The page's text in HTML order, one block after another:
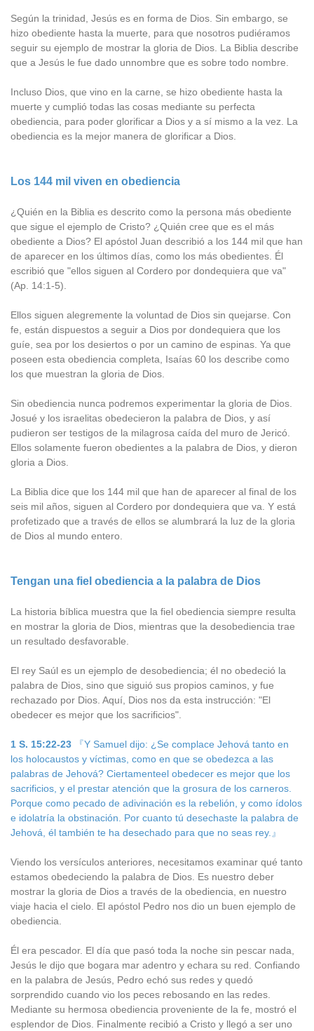
Según la trinidad, Jesús es en forma de Dios. Sin embargo, se
hizo obediente hasta la muerte, para que nosotros pudiéramos
seguir su ejemplo de mostrar la gloria de Dios. La Biblia describe
que a Jesús le fue dado unnombre que es sobre todo nombre.
Incluso Dios, que vino en la carne, se hizo obediente hasta la
muerte y cumplió todas las cosas mediante su perfecta
obediencia, para poder glorificar a Dios y a sí mismo a la vez. La
obediencia es la mejor manera de glorificar a Dios.
Los 144 mil viven en obediencia
¿Quién en la Biblia es descrito como la persona más obediente
que sigue el ejemplo de Cristo? ¿Quién cree que es el más
obediente a Dios? El apóstol Juan describió a los 144 mil que han
de aparecer en los últimos días, como los más obedientes. Él
escribió que "ellos siguen al Cordero por dondequiera que va"
(Ap. 14:1-5).
Ellos siguen alegremente la voluntad de Dios sin quejarse. Con
fe, están dispuestos a seguir a Dios por dondequiera que los
guíe, sea por los desiertos o por un camino de espinas. Ya que
poseen esta obediencia completa, Isaías 60 los describe como
los que muestran la gloria de Dios.
Sin obediencia nunca podremos experimentar la gloria de Dios.
Josué y los israelitas obedecieron la palabra de Dios, y así
pudieron ser testigos de la milagrosa caída del muro de Jericó.
Ellos solamente fueron obedientes a la palabra de Dios, y dieron
gloria a Dios.
La Biblia dice que los 144 mil que han de aparecer al final de los
seis mil años, siguen al Cordero por dondequiera que va. Y está
profetizado que a través de ellos se alumbrará la luz de la gloria
de Dios al mundo entero.
Tengan una fiel obediencia a la palabra de Dios
La historia bíblica muestra que la fiel obediencia siempre resulta
en mostrar la gloria de Dios, mientras que la desobediencia trae
un resultado desfavorable.
El rey Saúl es un ejemplo de desobediencia; él no obedeció la
palabra de Dios, sino que siguió sus propios caminos, y fue
rechazado por Dios. Aquí, Dios nos da esta instrucción: "El
obedecer es mejor que los sacrificios".
1 S. 15:22-23
『Y Samuel dijo: ¿Se complace Jehová tanto en
los holocaustos y víctimas, como en que se obedezca a las
palabras de Jehová? Ciertamenteel obedecer es mejor que los
sacrificios, y el prestar atención que la grosura de los carneros.
Porque como pecado de adivinación es la rebelión, y como ídolos
e idolatría la obstinación. Por cuanto tú desechaste la palabra de
Jehová, él también te ha desechado para que no seas rey.』
Viendo los versículos anteriores, necesitamos examinar qué tanto
estamos obedeciendo la palabra de Dios. Es nuestro deber
mostrar la gloria de Dios a través de la obediencia, en nuestro
viaje hacia el cielo. El apóstol Pedro nos dio un buen ejemplo de
obediencia.
Él era pescador. El día que pasó toda la noche sin pescar nada,
Jesús le dijo que bogara mar adentro y echara su red. Confiando
en la palabra de Jesús, Pedro echó sus redes y quedó
sorprendido cuando vio los peces rebosando en las redes.
Mediante su hermosa obediencia proveniente de la fe, mostró el
esplendor de Dios. Finalmente recibió a Cristo y llegó a ser uno